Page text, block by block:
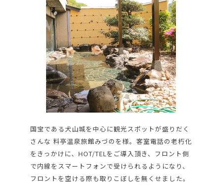
国宝である犬山城を中心に観光スポットが盛りだく
さんな 料亭温泉旅館みづのを様。客室電話の老朽化
をきっかけに、HOT/TELをご導入頂き、フロント側
で内線をスマートフォンで受けられるようになり、
フロントを空ける際も取りこぼしを無くせました。